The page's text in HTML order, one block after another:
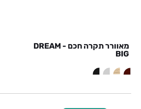
מאוורר תקרה חכם - DREAM
BIG